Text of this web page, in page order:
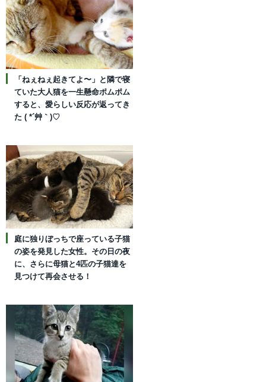
「ねぇねぇ起きてよ〜」と隣で寝
ていた大人猫を一生懸命ポムポム
すると、愛らしい反応が返ってき
た ( *´艸｀)♡
庭に独りぼっちで座っている子猫
の姿を発見した女性。その日の夜
に、さらに母猫と4匹の子猫達を
見つけて再会させる！